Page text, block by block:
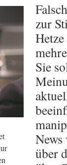
zur
Sie
News
über